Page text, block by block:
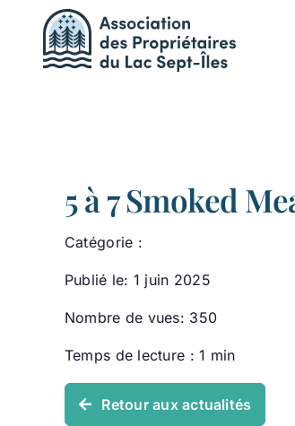
Passer
contenu
5 à 7 Smoked
Catégorie :
Publié le: 1 juin 2025
Nombre de vues: 350
Temps de lecture : 1 min
Retour aux actualités